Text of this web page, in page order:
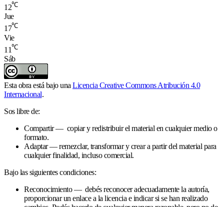
12℃
Jue
17℃
Vie
11℃
Sáb
Esta obra está bajo una Licencia Creative Commons Atribución 4.0
Internacional.
Sos libre de:
Compartir — copiar y redistribuir el material en cualquier medio o
formato.
Adaptar — remezclar, transformar y crear a partir del material para
cualquier finalidad, incluso comercial.
Bajo las siguientes condiciones:
Reconocimiento — debés reconocer adecuadamente la autoría,
proporcionar un enlace a la licencia e indicar si se han realizado